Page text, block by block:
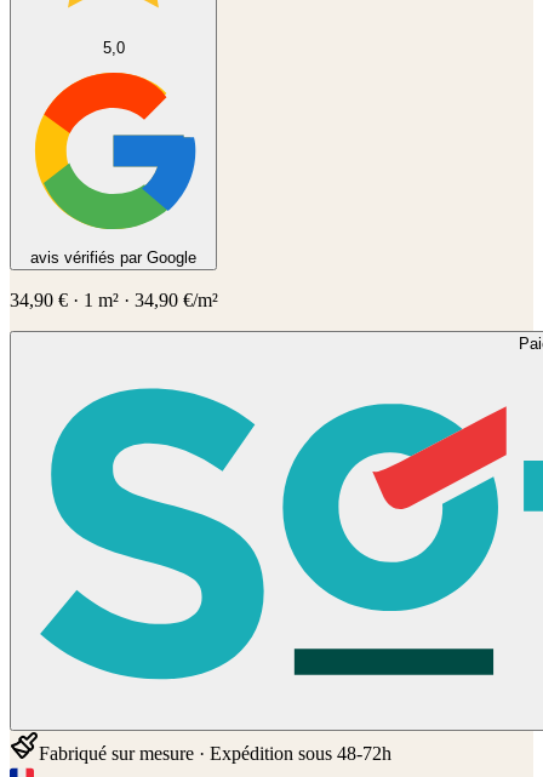
5,0
avis vérifiés par Google
34,90 € · 1 m² · 34,90 €/m²
Fabriqué sur mesure · Expédition sous 48-72h